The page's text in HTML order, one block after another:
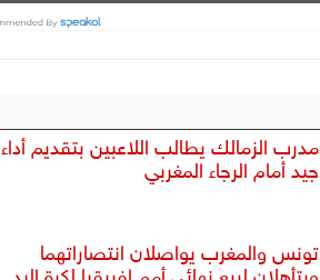
مدرب الزمالك يطالب اللاعبين بتقديم أداء
جيد أمام الرجاء المغربي
تونس والمغرب يواصلان انتصاراتهما